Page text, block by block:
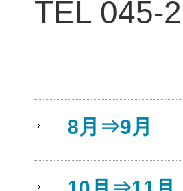
TEL 045-
8月⇒9月